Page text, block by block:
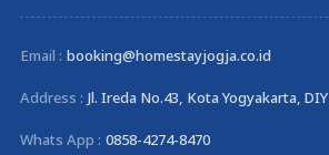
Email : booking@homestayjogja.co.id
Address : Jl. Ireda No.43, Kota Yogyakarta, DIY
Whats App : 0858-4274-8470